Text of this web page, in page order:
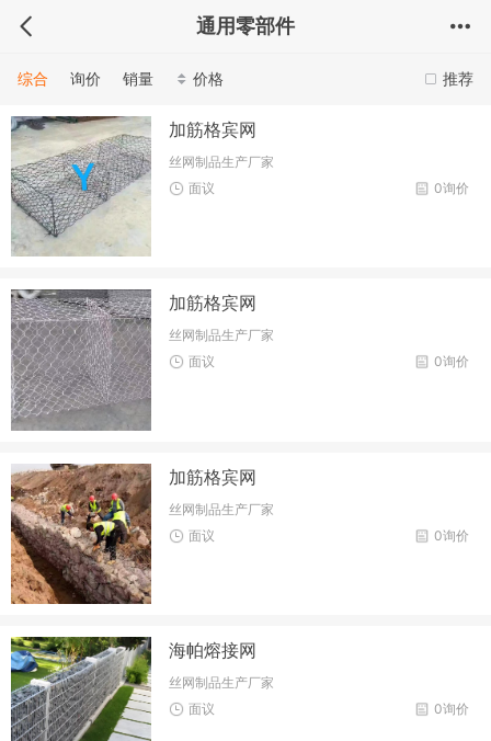
通用零部件
推荐
综合 询价 销量 价格
加筋格宾网
丝网制品生产厂家
0询价
面议
加筋格宾网
丝网制品生产厂家
0询价
面议
加筋格宾网
丝网制品生产厂家
0询价
面议
海帕熔接网
丝网制品生产厂家
0询价
面议